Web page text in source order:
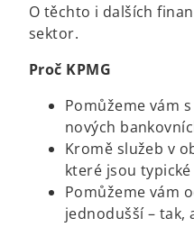
O těchto i dalších
sektor.
Proč KPMG
Pomůžeme vám
nových
Kromě služeb v
které jsou
Pomůžeme vám
jednodušší –